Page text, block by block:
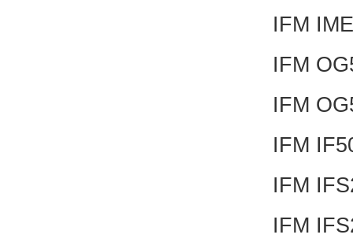
IFM
IFM
IFM
IFM
IFM
IFM